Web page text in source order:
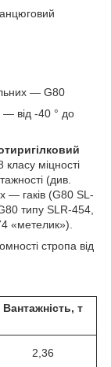
— G80
— від -40 ° до
міцності
(див.
— гаків (G80 SL-
типу SLR-454,
«метелик»).
стропа від
Вантажність, т
2,36